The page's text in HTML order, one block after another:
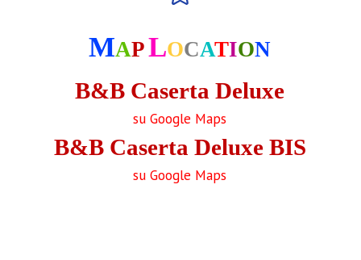
MAPLOCATION
B&B Caserta Deluxe
su Google Maps
B&B Caserta Deluxe BIS
su Google Maps